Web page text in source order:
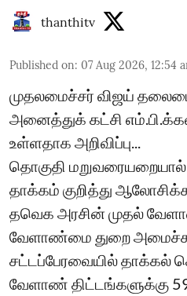
thanthitv
Published on: 07 Aug 2026, 12:54
முதலமைச்சர் விஜய்
அனைத்துக் கட்சி
உள்ளதாக அறிவிப்பு...
தொகுதி மறுவரையறையால்
தாக்கம் குறித்து
தவெக அரசின் முதல்
வேளாண்மை துறை
சட்டப்பேரவையில் தாக்கல்
வேளாண் திட்டங்களுக்கு